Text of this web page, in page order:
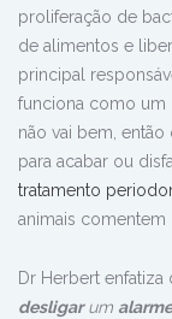
proliferação de
de alimentos e
principal
funciona como um
não vai bem,
para acabar ou
tratamento
animais comentem
Dr Herbert enfatiza
desligarum